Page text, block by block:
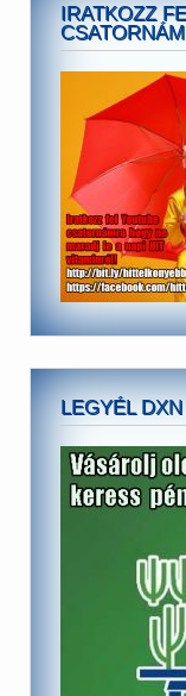
IRATKOZZ
LEGYÉL